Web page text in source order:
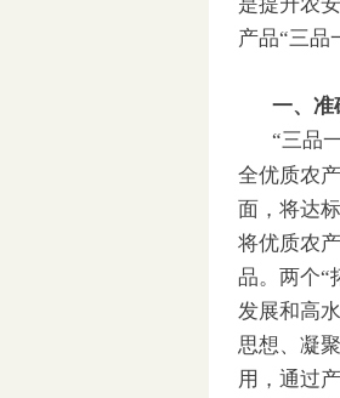
产品“三品
一、准
“三品
全优质农
面，将达
将优质农
品。两个“
发展和高
思想、凝
用，通过